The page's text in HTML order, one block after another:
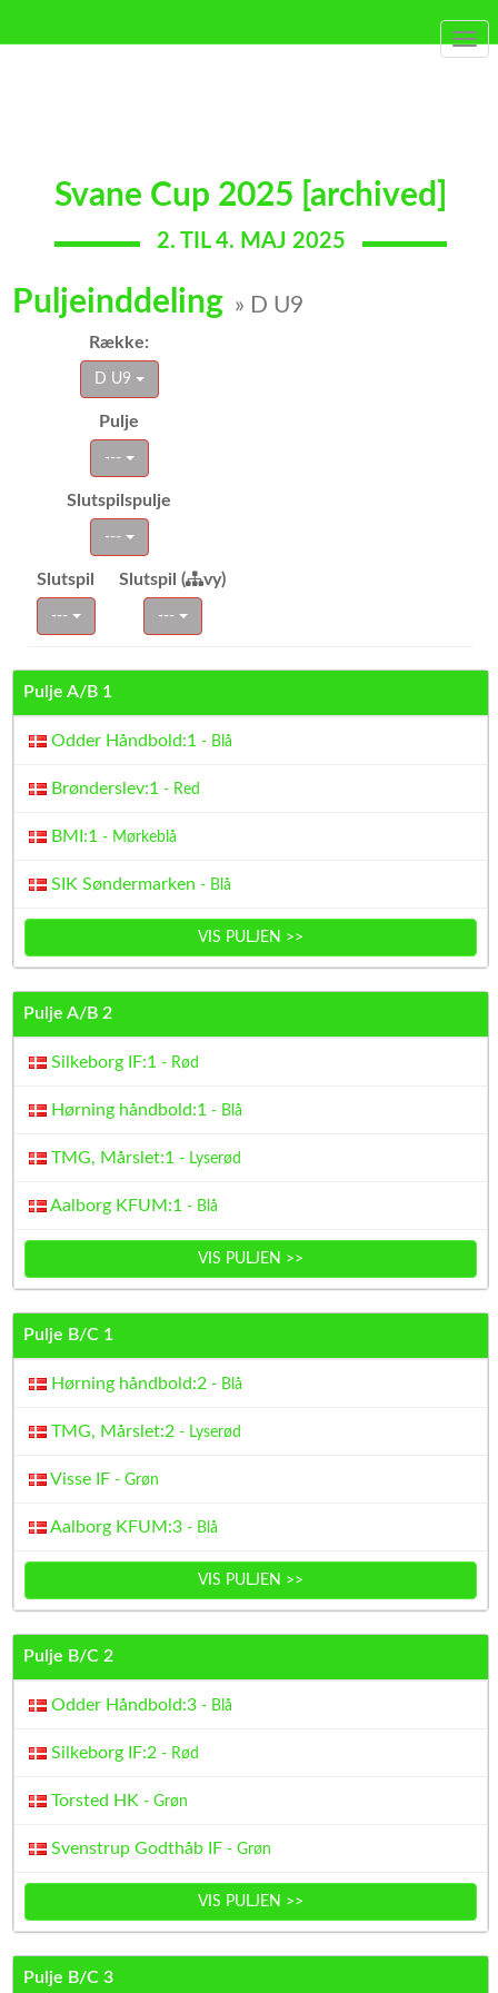
Svane Cup 2025 [archived]
2. TIL 4. MAJ 2025
Puljeinddeling » D U9
Række:
D U9
Pulje
---
Slutspilspulje
---
Slutspil Slutspil ( vy)
--- ---
Pulje A/B 1
Odder Håndbold:1 - Blå
Brønderslev:1 - Red
BMI:1 - Mørkeblå
SIK Søndermarken - Blå
VIS PULJEN >>
Pulje A/B 2
Silkeborg IF:1 - Rød
Hørning håndbold:1 - Blå
TMG, Mårslet:1 - Lyserød
Aalborg KFUM:1 - Blå
VIS PULJEN >>
Pulje B/C 1
Hørning håndbold:2 - Blå
TMG, Mårslet:2 - Lyserød
Visse IF - Grøn
Aalborg KFUM:3 - Blå
VIS PULJEN >>
Pulje B/C 2
Odder Håndbold:3 - Blå
Silkeborg IF:2 - Rød
Torsted HK - Grøn
Svenstrup Godthåb IF - Grøn
VIS PULJEN >>
Pulje B/C 3